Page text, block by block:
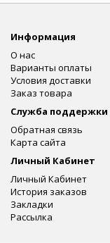
Информация
О нас
Варианты оплаты
Условия доставки
Заказ товара
Служба поддержки
Обратная связь
Карта сайта
Личный Кабинет
Личный Кабинет
История заказов
Закладки
Рассылка